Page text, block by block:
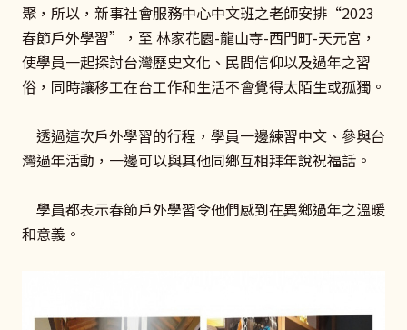
聚，所以，新事社會服務中心中文班之老師安排“2023
春節戶外學習”，至 林家花園-龍山寺-西門町-天元宮，
使學員一起探討台灣歷史文化、民間信仰以及過年之習
俗，同時讓移工在台工作和生活不會覺得太陌生或孤獨。
透過這次戶外學習的行程，學員一邊練習中文、參與台
灣過年活動，一邊可以與其他同鄉互相拜年說祝福話。
學員都表示春節戶外學習令他們感到在異鄉過年之溫暖
和意義。